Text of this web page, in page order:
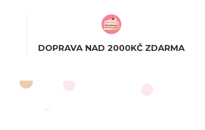
DOPRAVA NAD 2000KČ ZDARMA